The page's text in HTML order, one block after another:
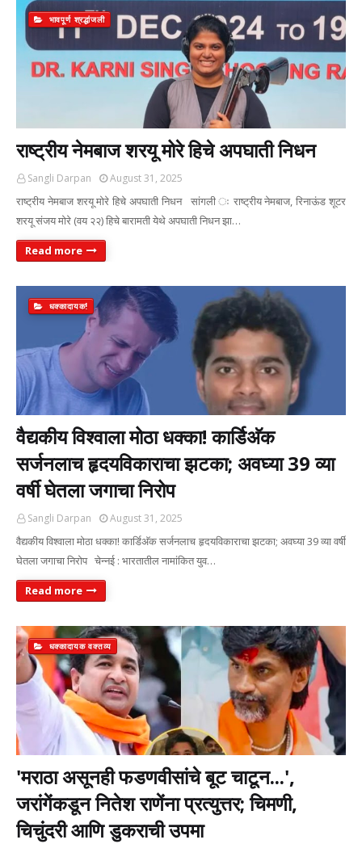
भावपूर्ण श्रद्धांजली
राष्ट्रीय नेमबाज शरयू मोरे हिचे अपघाती निधन
Sangli Darpan August 31, 2025
राष्ट्रीय नेमबाज शरयू मोरे हिचे अपघाती निधन सांगली ः राष्ट्रीय नेमबाज, रिनाऊंड शूटर
शरयू संजय मोरे (वय २२) हिचे बारामती येथे अपघाती निधन झा…
Read more
धक्कादायक!
वैद्यकीय विश्वाला मोठा धक्का! कार्डिअ‍ॅक
सर्जनलाच हृदयविकाराचा झटका; अवघ्या 39 व्या
वर्षी घेतला जगाचा निरोप
Sangli Darpan August 31, 2025
वैद्यकीय विश्वाला मोठा धक्का! कार्डिअ‍ॅक सर्जनलाच हृदयविकाराचा झटका; अवघ्या 39 व्या वर्षी
घेतला जगाचा निरोप चेन्नई : भारतातील नामांकित युव…
Read more
धक्कादायक वक्तव्य
'मराठा असूनही फडणवीसांचे बूट चाटून...',
जरांगेंकडून नितेश राणेंना प्रत्युत्तर; चिमणी,
चिचुंदरी आणि डुकराची उपमा